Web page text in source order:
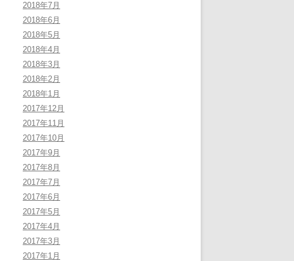
2018年7月
2018年6月
2018年5月
2018年4月
2018年3月
2018年2月
2018年1月
2017年12月
2017年11月
2017年10月
2017年9月
2017年8月
2017年7月
2017年6月
2017年5月
2017年4月
2017年3月
2017年1月